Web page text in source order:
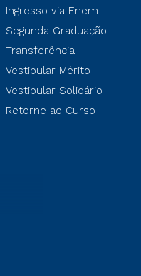
Ingresso via Enem
Segunda Graduação
Transferência
Vestibular Mérito
Vestibular Solidário
Retorne ao Curso